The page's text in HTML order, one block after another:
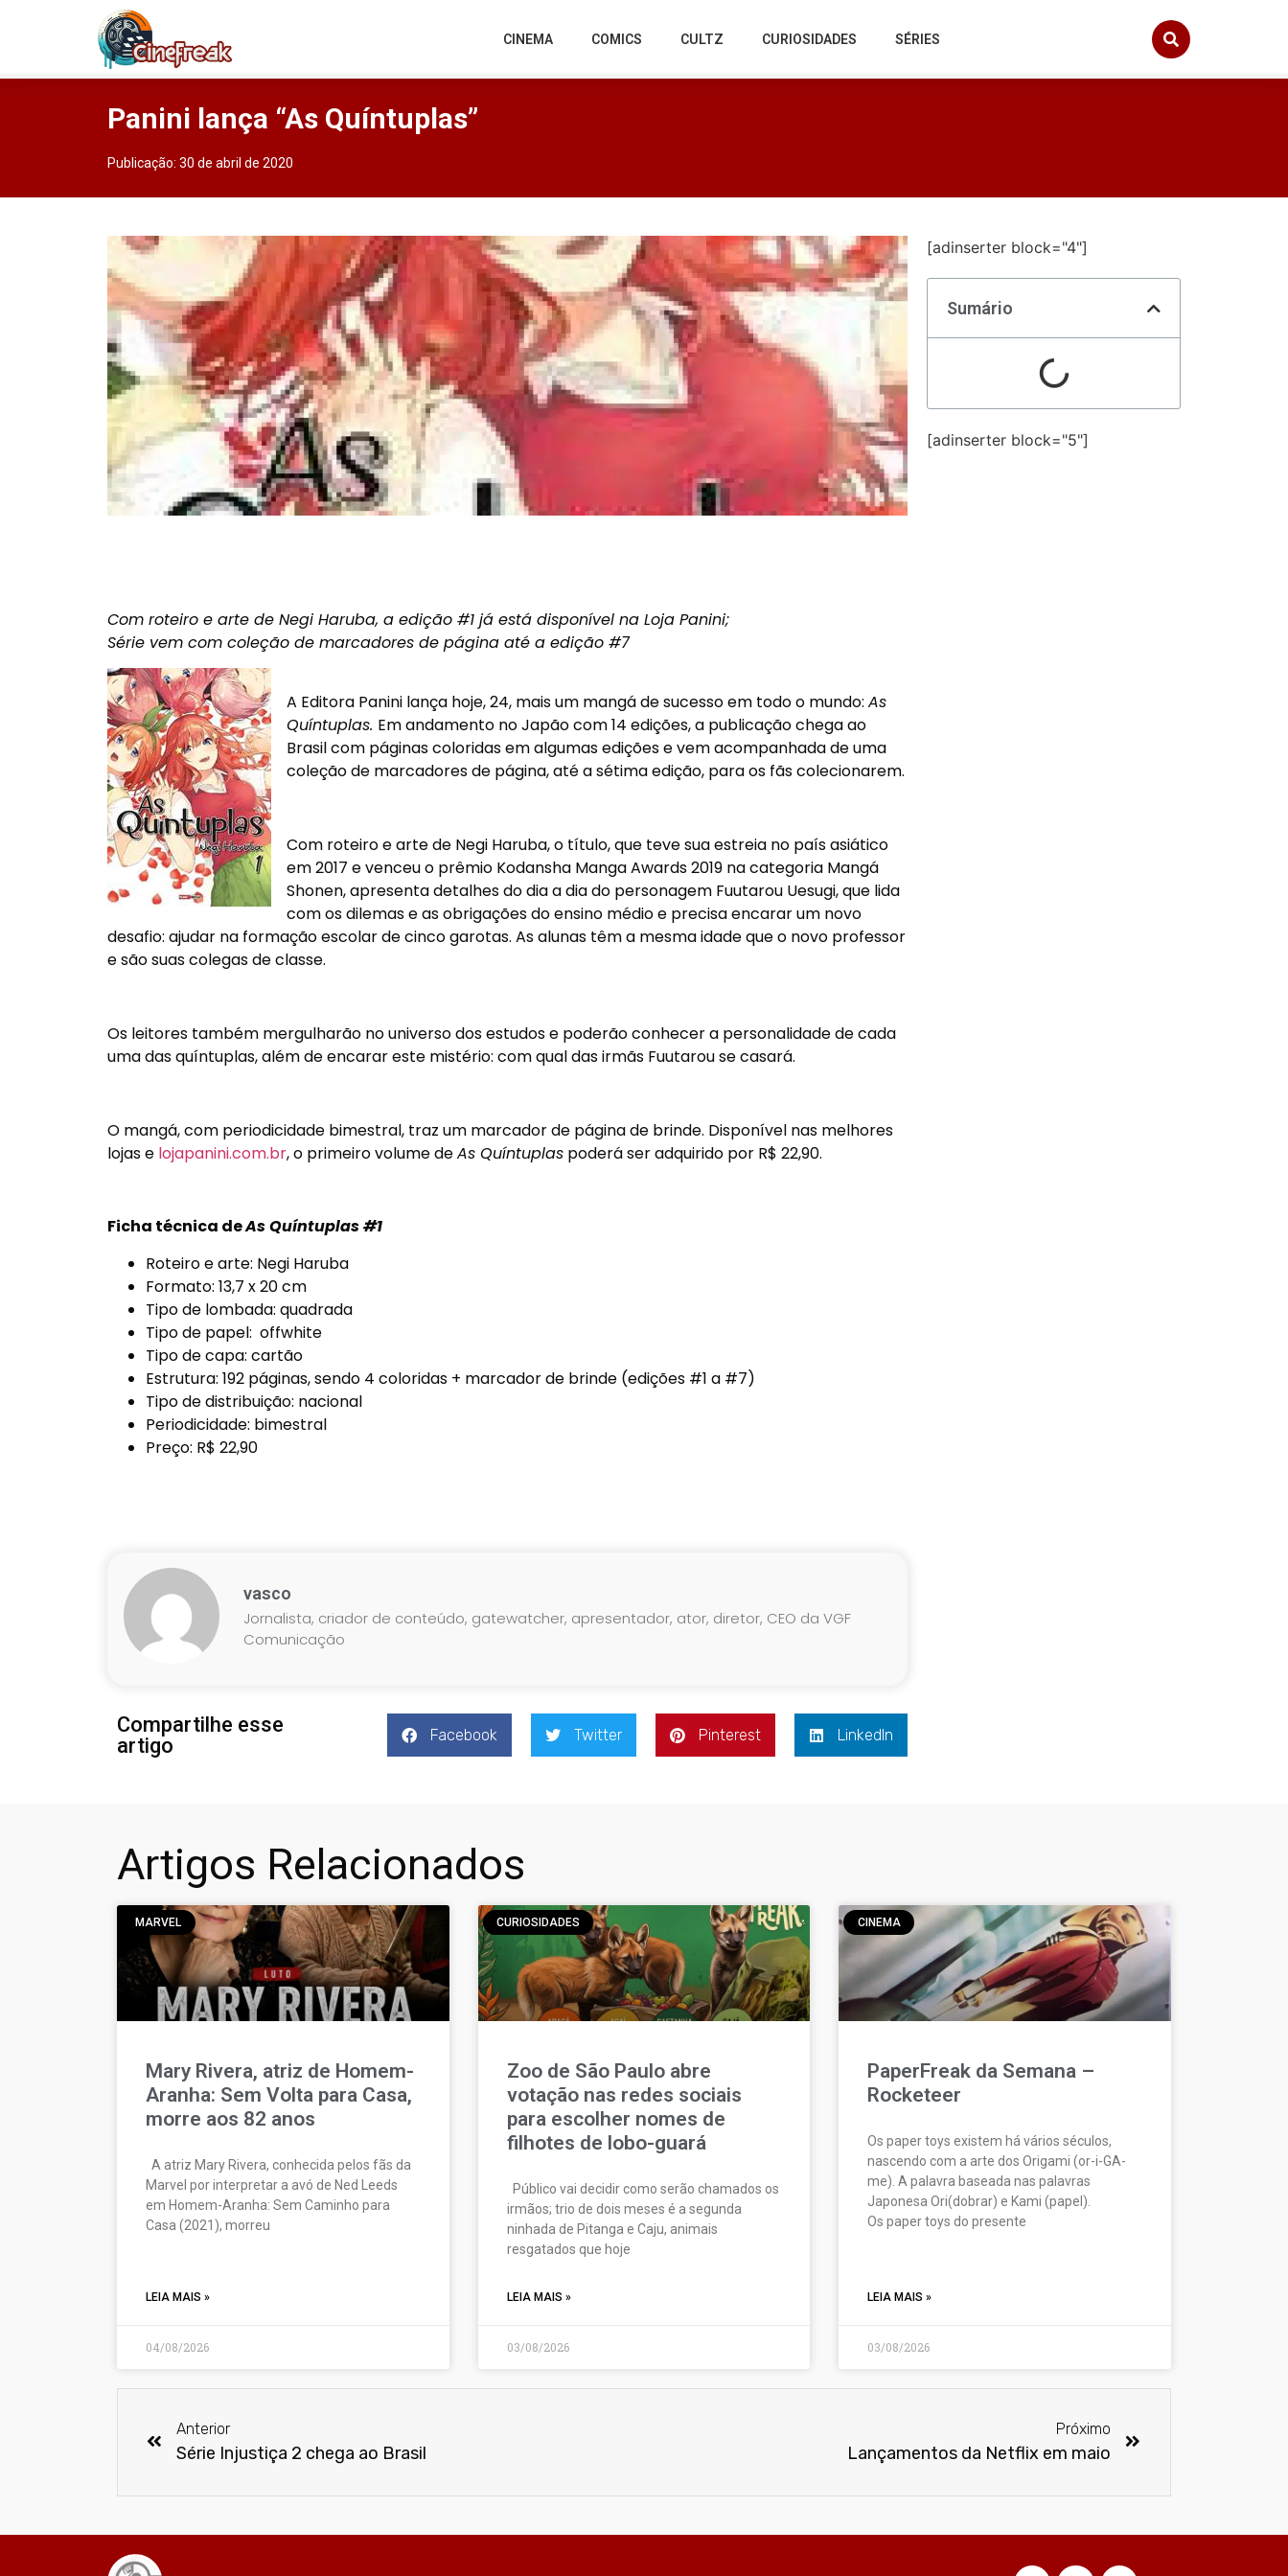
CINEMA COMICS CULTZ CURIOSIDADES SÉRIES
Panini lança “As Quíntuplas”
Publicação: 30 de abril de 2020
Com roteiro e arte de Negi Haruba, a edição #1 já está disponível na Loja Panini;
Série vem com coleção de marcadores de página até a edição #7
A Editora Panini lança hoje, 24, mais um mangá de sucesso em todo o mundo: As
Quíntuplas. Em andamento no Japão com 14 edições, a publicação chega ao
Brasil com páginas coloridas em algumas edições e vem acompanhada de uma
coleção de marcadores de página, até a sétima edição, para os fãs colecionarem.
Com roteiro e arte de Negi Haruba, o título, que teve sua estreia no país asiático
em 2017 e venceu o prêmio Kodansha Manga Awards 2019 na categoria Mangá
Shonen, apresenta detalhes do dia a dia do personagem Fuutarou Uesugi, que lida
com os dilemas e as obrigações do ensino médio e precisa encarar um novo
desafio: ajudar na formação escolar de cinco garotas. As alunas têm a mesma idade que o novo professor
e são suas colegas de classe.
Os leitores também mergulharão no universo dos estudos e poderão conhecer a personalidade de cada
uma das quíntuplas, além de encarar este mistério: com qual das irmãs Fuutarou se casará.
O mangá, com periodicidade bimestral, traz um marcador de página de brinde. Disponível nas melhores
lojas e lojapanini.com.br, o primeiro volume deAs Quíntuplas poderá ser adquirido por R$ 22,90.
Ficha técnica deAs Quíntuplas #1
Roteiro e arte: Negi Haruba
Formato: 13,7 x 20 cm
Tipo de lombada: quadrada
Tipo de papel: offwhite
Tipo de capa: cartão
Estrutura: 192 páginas, sendo 4 coloridas + marcador de brinde (edições #1 a #7)
Tipo de distribuição: nacional
Periodicidade: bimestral
Preço: R$ 22,90
vasco
Jornalista, criador de conteúdo, gatewatcher, apresentador, ator, diretor, CEO da VGF
Comunicação
Compartilhe esse
artigo
Facebook Twitter Pinterest LinkedIn
[adinserter block="4"]
Sumário
[adinserter block="5"]
Artigos Relacionados
MARVEL
Mary Rivera, atriz de Homem-
Aranha: Sem Volta para Casa,
morre aos 82 anos
A atriz Mary Rivera, conhecida pelos fãs da
Marvel por interpretar a avó de Ned Leeds
em Homem-Aranha: Sem Caminho para
Casa (2021), morreu
LEIA MAIS »
04/08/2026
CURIOSIDADES
Zoo de São Paulo abre
votação nas redes sociais
para escolher nomes de
filhotes de lobo-guará
Público vai decidir como serão chamados os
irmãos; trio de dois meses é a segunda
ninhada de Pitanga e Caju, animais
resgatados que hoje
LEIA MAIS »
03/08/2026
CINEMA
PaperFreak da Semana –
Rocketeer
Os paper toys existem há vários séculos,
nascendo com a arte dos Origami (or-i-GA-
me). A palavra baseada nas palavras
Japonesa Ori(dobrar) e Kami (papel).
Os paper toys do presente
LEIA MAIS »
03/08/2026
Anterior
Série Injustiça 2 chega ao Brasil
Próximo
Lançamentos da Netflix em maio